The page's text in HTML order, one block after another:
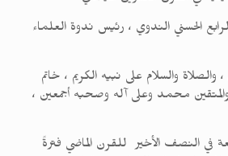
الحسني الندوي ، رئيس ندوة العلماء
والصلاة والسلام على نبيه الكريم ، خاتم
والمتقين محمد وعلى آله وصحبه أجمعين ،
في النصف الأخير للقرن الماضي فترةً